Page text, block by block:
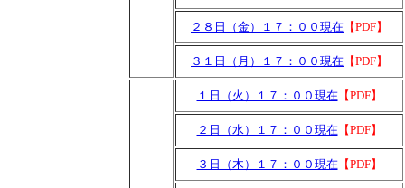
２８日（金）１７：００現在 【PDF】
３１日（月）１７：００現在 【PDF】
１日（火）１７：００現在【PDF】
２日（水）１７：００現在【PDF】
３日（木）１７：００現在【PDF】